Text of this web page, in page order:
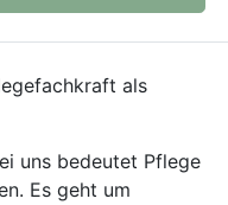
als
uns bedeutet Pflege
Es geht um